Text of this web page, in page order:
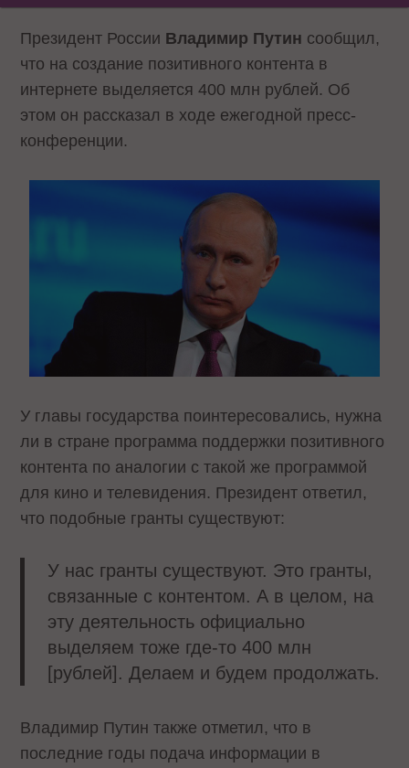
Президент России Владимир Путин сообщил,
что на создание позитивного контента в
интернете выделяется 400 млн рублей. Об
этом он рассказал в ходе ежегодной пресс-
конференции.
У главы государства поинтересовались, нужна
ли в стране программа поддержки позитивного
контента по аналогии с такой же программой
для кино и телевидения. Президент ответил,
что подобные гранты существуют:
У нас гранты существуют. Это гранты,
связанные с контентом. А в целом, на
эту деятельность официально
выделяем тоже где-то 400 млн
[рублей]. Делаем и будем продолжать.
Владимир Путин также отметил, что в
последние годы подача информации в